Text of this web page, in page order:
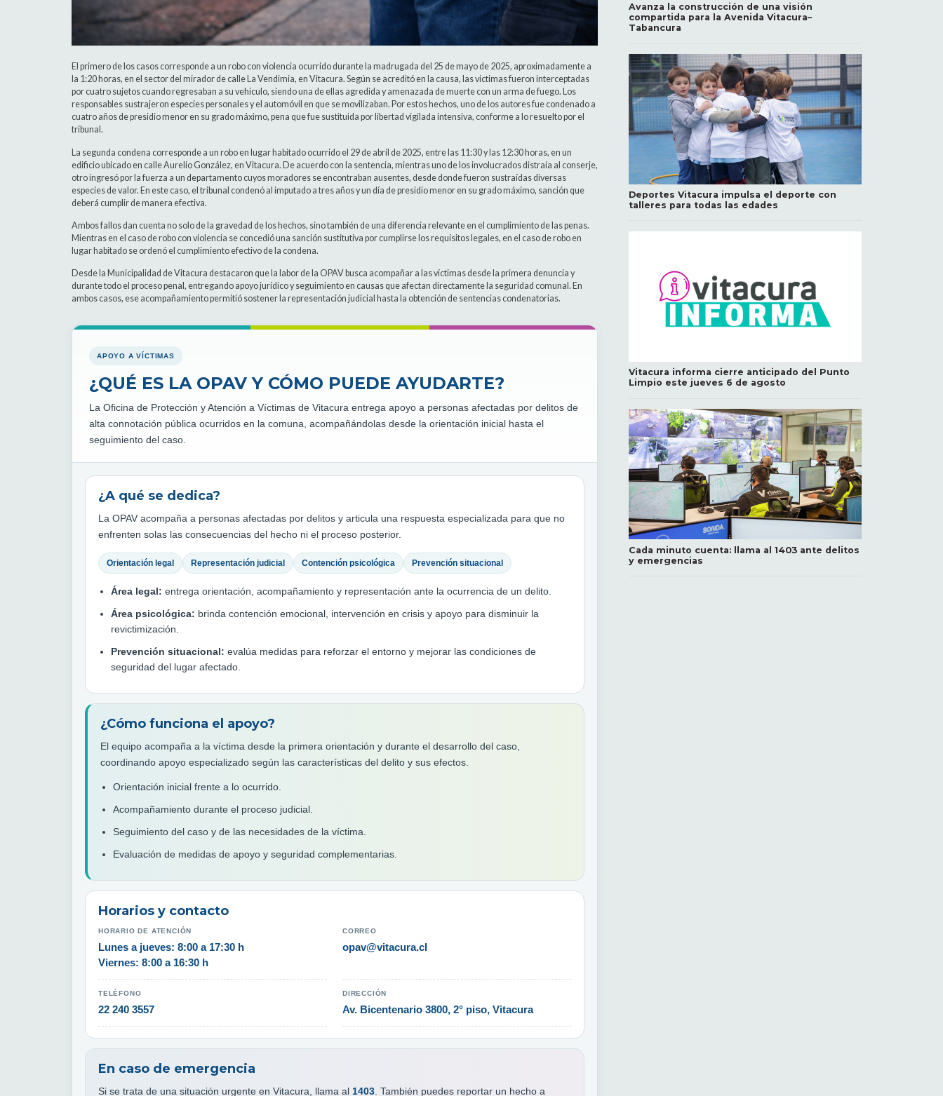
El primero de los casos corresponde a un robo con violencia ocurrido durante la madrugada del 25 de mayo de 2025, aproximadamente a
la 1:20 horas, en el sector del mirador de calle La Vendimia, en Vitacura. Según se acreditó en la causa, las víctimas fueron interceptadas
por cuatro sujetos cuando regresaban a su vehículo, siendo una de ellas agredida y amenazada de muerte con un arma de fuego. Los
responsables sustrajeron especies personales y el automóvil en que se movilizaban. Por estos hechos, uno de los autores fue condenado a
cuatro años de presidio menor en su grado máximo, pena que fue sustituida por libertad vigilada intensiva, conforme a lo resuelto por el
tribunal.
La segunda condena corresponde a un robo en lugar habitado ocurrido el 29 de abril de 2025, entre las 11:30 y las 12:30 horas, en un
edificio ubicado en calle Aurelio González, en Vitacura. De acuerdo con la sentencia, mientras uno de los involucrados distraía al conserje,
otro ingresó por la fuerza a un departamento cuyos moradores se encontraban ausentes, desde donde fueron sustraídas diversas
especies de valor. En este caso, el tribunal condenó al imputado a tres años y un día de presidio menor en su grado máximo, sanción que
deberá cumplir de manera efectiva.
Ambos fallos dan cuenta no solo de la gravedad de los hechos, sino también de una diferencia relevante en el cumplimiento de las penas.
Mientras en el caso de robo con violencia se concedió una sanción sustitutiva por cumplirse los requisitos legales, en el caso de robo en
lugar habitado se ordenó el cumplimiento efectivo de la condena.
Desde la Municipalidad de Vitacura destacaron que la labor de la OPAV busca acompañar a las víctimas desde la primera denuncia y
durante todo el proceso penal, entregando apoyo jurídico y seguimiento en causas que afectan directamente la seguridad comunal. En
ambos casos, ese acompañamiento permitió sostener la representación judicial hasta la obtención de sentencias condenatorias.
APOYO A VÍCTIMAS
¿QUÉ ES LA OPAV Y CÓMO PUEDE AYUDARTE?
La Oficina de Protección y Atención a Víctimas de Vitacura entrega apoyo a personas afectadas por delitos de
alta connotación pública ocurridos en la comuna, acompañándolas desde la orientación inicial hasta el
seguimiento del caso.
¿A qué se dedica?
La OPAV acompaña a personas afectadas por delitos y articula una respuesta especializada para que no
enfrenten solas las consecuencias del hecho ni el proceso posterior.
Orientación legal Representación judicial Contención psicológica Prevención situacional
Área legal: entrega orientación, acompañamiento y representación ante la ocurrencia de un delito.
Área psicológica: brinda contención emocional, intervención en crisis y apoyo para disminuir la
revictimización.
Prevención situacional: evalúa medidas para reforzar el entorno y mejorar las condiciones de
seguridad del lugar afectado.
¿Cómo funciona el apoyo?
El equipo acompaña a la víctima desde la primera orientación y durante el desarrollo del caso,
coordinando apoyo especializado según las características del delito y sus efectos.
Orientación inicial frente a lo ocurrido.
Acompañamiento durante el proceso judicial.
Seguimiento del caso y de las necesidades de la víctima.
Evaluación de medidas de apoyo y seguridad complementarias.
Horarios y contacto
HORARIO DE ATENCIÓN
Lunes a jueves: 8:00 a 17:30 h
Viernes: 8:00 a 16:30 h
CORREO
opav@vitacura.cl
TELÉFONO
22 240 3557
DIRECCIÓN
Av. Bicentenario 3800, 2° piso, Vitacura
En caso de emergencia
Si se trata de una situación urgente en Vitacura, llama al 1403. También puedes reportar un hecho a
Avanza la construcción de una visión
compartida para la Avenida Vitacura–
Tabancura
Deportes Vitacura impulsa el deporte con
talleres para todas las edades
Vitacura informa cierre anticipado del Punto
Limpio este jueves 6 de agosto
Cada minuto cuenta: llama al 1403 ante delitos
y emergencias